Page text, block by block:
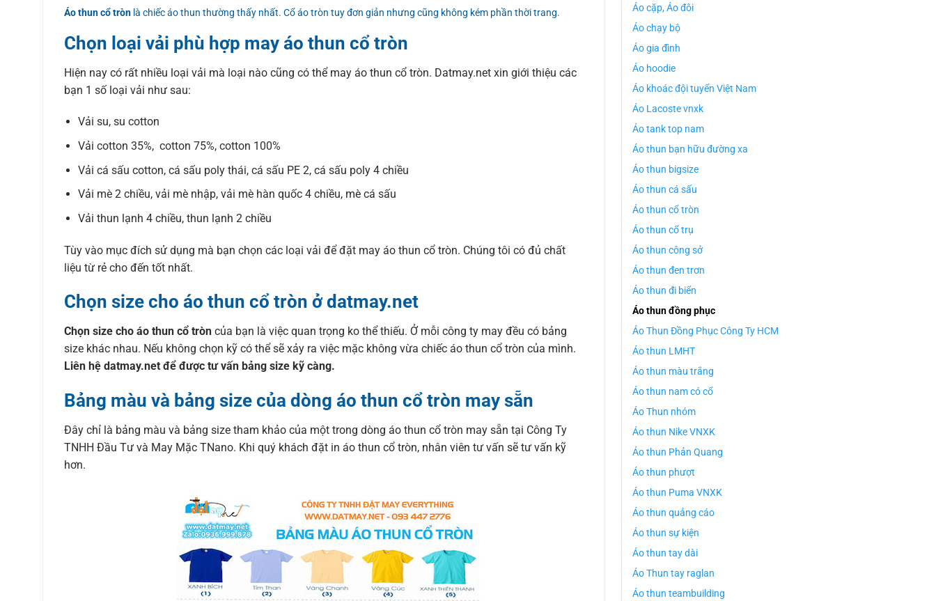
Áo thun cổ trònlà chiếc áo thun thường thấy nhất. Cổ áo tròn tuy đơn giản nhưng cũng không kém phần thời trang.
Chọn loại vải phù hợp may áo thun cổ tròn
Hiện nay có rất nhiều loại vải mà loại nào cũng có thể may áo thun cổ tròn. Datmay.net xin giới thiệu các
bạn 1 số loại vải như sau:
Vải su, su cotton
Vải cotton 35%, cotton 75%, cotton 100%
Vải cá sấu cotton, cá sấu poly thái, cá sấu PE 2, cá sấu poly 4 chiều
Vải mè 2 chiều, vải mè nhập, vải mè hàn quốc 4 chiều, mè cá sấu
Vải thun lạnh 4 chiều, thun lạnh 2 chiều
Tùy vào mục đích sử dụng mà bạn chọn các loại vải để đặt may áo thun cổ tròn. Chúng tôi có đủ chất
liệu từ rẻ cho đến tốt nhất.
Chọn size cho áo thun cổ tròn ở datmay.net
Chọn size cho áo thun cổ tròn của bạn là việc quan trọng ko thể thiếu. Ở mỗi công ty may đều có bảng
size khác nhau. Nếu không chọn kỹ có thể sẽ xảy ra việc mặc không vừa chiếc áo thun cổ tròn của mình.
Liên hệ datmay.net để được tư vấn bảng size kỹ càng.
Bảng màu và bảng size của dòng áo thun cổ tròn may sẵn
Đây chỉ là bảng màu và bảng size tham khảo của một trong dòng áo thun cổ tròn may sẵn tại Công Ty
TNHH Đầu Tư và May Mặc TNano. Khi quý khách đặt in áo thun cổ tròn, nhân viên tư vấn sẽ tư vấn kỹ
hơn.
Áo cặp, Áo đôi
Áo chạy bộ
Áo gia đình
Áo hoodie
Áo khoác đội tuyển Việt Nam
Áo Lacoste vnxk
Áo tank top nam
Áo thun bạn hữu đường xa
Áo thun bigsize
Áo thun cá sấu
Áo thun cổ tròn
Áo thun cổ trụ
Áo thun công sở
Áo thun đen trơn
Áo thun đi biển
Áo thun đồng phục
Áo Thun Đồng Phục Công Ty HCM
Áo thun LMHT
Áo thun màu trắng
Áo thun nam có cổ
Áo Thun nhóm
Áo thun Nike VNXK
Áo thun Phản Quang
Áo thun phượt
Áo thun Puma VNXK
Áo thun quảng cáo
Áo thun sự kiện
Áo thun tay dài
Áo Thun tay raglan
Áo thun teambuilding